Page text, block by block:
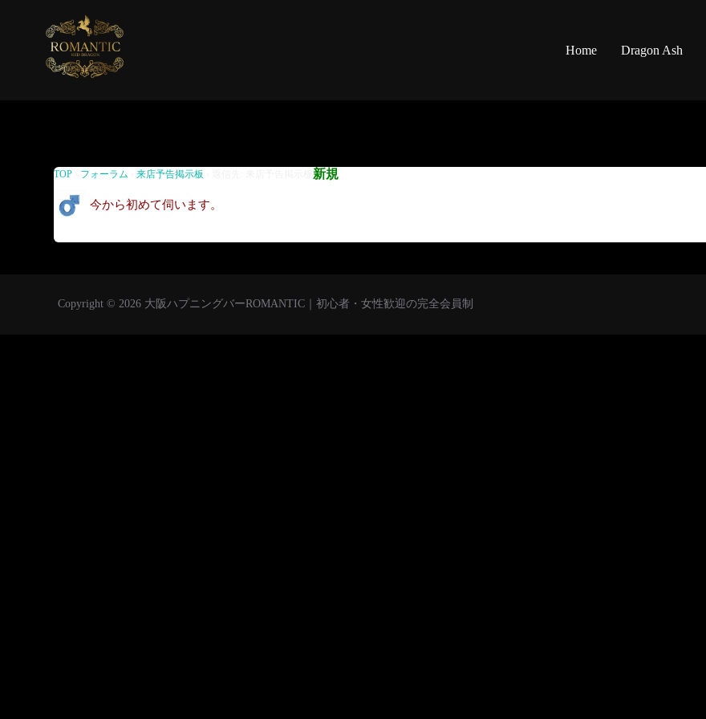
Home Dragon Ash
返信先: 来店予告掲示板
TOP フォーラム 来店予告掲示板 新規
今から初めて伺います。
Copyright © 2026 大阪ハプニングバーROMANTIC｜初心者・女性歓迎の完全会員制